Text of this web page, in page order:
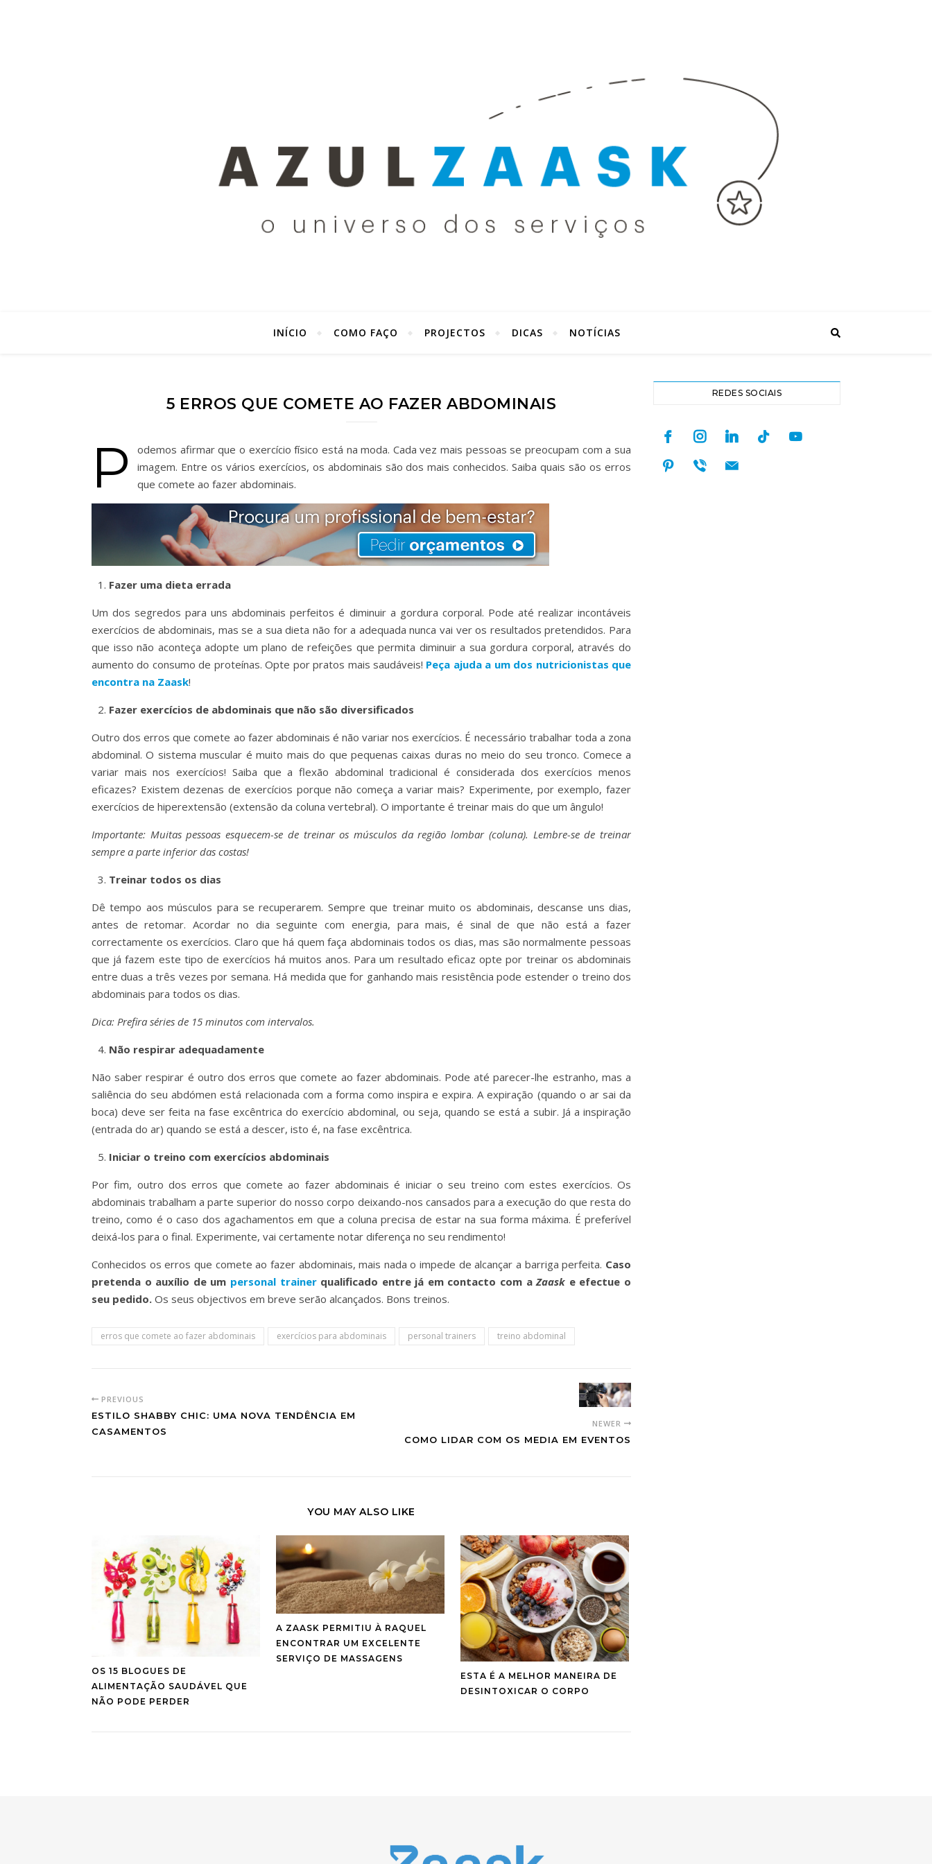
INÍCIO COMO FAÇO PROJECTOS DICAS NOTÍCIAS
5 ERROS QUE COMETE AO FAZER ABDOMINAIS
P
odemos afirmar que o exercício físico está na moda. Cada vez mais pessoas se preocupam com a sua
imagem. Entre os vários exercícios, os abdominais são dos mais conhecidos. Saiba quais são os erros
que comete ao fazer abdominais.
Fazer uma dieta errada
Um dos segredos para uns abdominais perfeitos é diminuir a gordura corporal. Pode até realizar incontáveis
exercícios de abdominais, mas se a sua dieta não for a adequada nunca vai ver os resultados pretendidos. Para
que isso não aconteça adopte um plano de refeições que permita diminuir a sua gordura corporal, através do
aumento do consumo de proteínas. Opte por pratos mais saudáveis! Peça ajuda a um dos nutricionistas que
encontra na Zaask!
Fazer exercícios de abdominais que não são diversificados
Outro dos erros que comete ao fazer abdominais é não variar nos exercícios. É necessário trabalhar toda a zona
abdominal. O sistema muscular é muito mais do que pequenas caixas duras no meio do seu tronco. Comece a
variar mais nos exercícios! Saiba que a flexão abdominal tradicional é considerada dos exercícios menos
eficazes? Existem dezenas de exercícios porque não começa a variar mais? Experimente, por exemplo, fazer
exercícios de hiperextensão (extensão da coluna vertebral). O importante é treinar mais do que um ângulo!
Importante: Muitas pessoas esquecem-se de treinar os músculos da região lombar (coluna). Lembre-se de treinar
sempre a parte inferior das costas!
Treinar todos os dias
Dê tempo aos músculos para se recuperarem. Sempre que treinar muito os abdominais, descanse uns dias,
antes de retomar. Acordar no dia seguinte com energia, para mais, é sinal de que não está a fazer
correctamente os exercícios. Claro que há quem faça abdominais todos os dias, mas são normalmente pessoas
que já fazem este tipo de exercícios há muitos anos. Para um resultado eficaz opte por treinar os abdominais
entre duas a três vezes por semana. Há medida que for ganhando mais resistência pode estender o treino dos
abdominais para todos os dias.
Dica: Prefira séries de 15 minutos com intervalos.
Não respirar adequadamente
Não saber respirar é outro dos erros que comete ao fazer abdominais. Pode até parecer-lhe estranho, mas a
saliência do seu abdómen está relacionada com a forma como inspira e expira. A expiração (quando o ar sai da
boca) deve ser feita na fase excêntrica do exercício abdominal, ou seja, quando se está a subir. Já a inspiração
(entrada do ar) quando se está a descer, isto é, na fase excêntrica.
Iniciar o treino com exercícios abdominais
Por fim, outro dos erros que comete ao fazer abdominais é iniciar o seu treino com estes exercícios. Os
abdominais trabalham a parte superior do nosso corpo deixando-nos cansados para a execução do que resta do
treino, como é o caso dos agachamentos em que a coluna precisa de estar na sua forma máxima. É preferível
deixá-los para o final. Experimente, vai certamente notar diferença no seu rendimento!
Conhecidos os erros que comete ao fazer abdominais, mais nada o impede de alcançar a barriga perfeita. Caso
pretenda o auxílio de um personal trainerqualificado entre já em contacto com aZaask e efectue o
seu pedido. Os seus objectivos em breve serão alcançados. Bons treinos.
erros que comete ao fazer abdominais exercícios para abdominais personal trainers treino abdominal
PREVIOUS
ESTILO SHABBY CHIC: UMA NOVA TENDÊNCIA EM
CASAMENTOS
NEWER
COMO LIDAR COM OS MEDIA EM EVENTOS
YOU MAY ALSO LIKE
OS 15 BLOGUES DE
ALIMENTAÇÃO SAUDÁVEL QUE
NÃO PODE PERDER
A ZAASK PERMITIU À RAQUEL
ENCONTRAR UM EXCELENTE
SERVIÇO DE MASSAGENS
ESTA É A MELHOR MANEIRA DE
DESINTOXICAR O CORPO
REDES SOCIAIS
facebookinstagramlinkedintiktok youtube
pinterest
viber mail